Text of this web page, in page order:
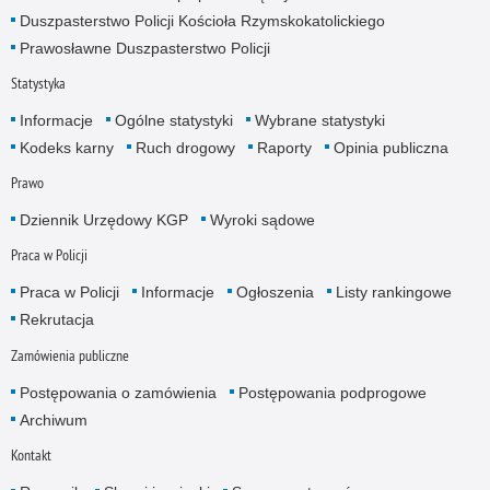
Duszpasterstwo Policji Kościoła Rzymskokatolickiego
Prawosławne Duszpasterstwo Policji
Statystyka
Informacje Ogólne statystyki
Wybrane statystyki
Kodeks karny
Ruch drogowy Raporty Opinia publiczna
Prawo
Dziennik Urzędowy KGP Wyroki sądowe
Praca w Policji
Praca w Policji Informacje Ogłoszenia
Listy rankingowe
Rekrutacja
Zamówienia publiczne
Postępowania o zamówienia
Postępowania podprogowe
Archiwum
Kontakt